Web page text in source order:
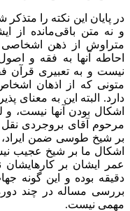
در پایان این نکته را
و نه متن باقی‌مانده از
متراوش از ذهن اشخاصی
احاطه آنها به فقه و
نیست و به تعبیری
متونی که از اذهان
دارد. البته این به معنای
اشکال بودن آنها نیست،
مرحوم آقای بروجردی
بر شیخ طوسی ضمن ایراد،
اشکال ما بر شیخ عجیب
عمر ایشان بر
دقیقه بوده و این گونه
بررسی مساله در چند
مهمی نیست.